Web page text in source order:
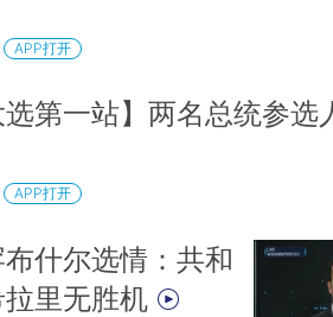
APP打开
选第一站】两名总统参选
APP打开
什尔选情：共和
里无胜机